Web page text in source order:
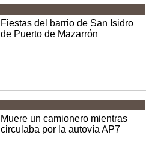
Fiestas del barrio de San Isidro
de Puerto de Mazarrón
Muere un camionero mientras
circulaba por la autovía AP7